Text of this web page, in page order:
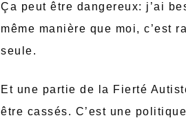
Ça peut être dangereux: j’ai
même manière que moi, c’est
seule.
Et une partie de la Fierté
être cassés. C’est une